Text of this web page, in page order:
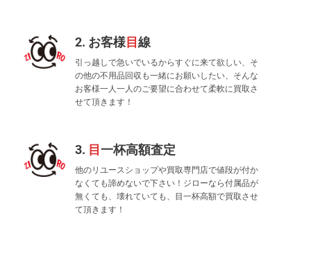
2. お客様目線
引っ越しで急いでいるからすぐに来て欲しい、そ
の他の不用品回収も一緒にお願いしたい、そんな
お客様一人一人のご要望に合わせて柔軟に買取さ
せて頂きます！
3. 目一杯高額査定
他のリユースショップや買取専門店で値段が付か
なくても諦めないで下さい！ジローなら付属品が
無くても、壊れていても、目一杯高額で買取させ
て頂きます！